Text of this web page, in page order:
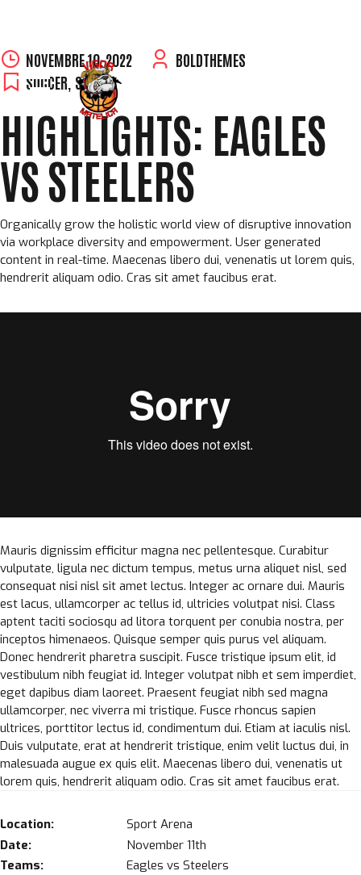
Skip
to
content
NOVEMBRE 10, 2022
BOLDTHEMES
SOCCER SPORT
HIGHLIGHTS: EAGLES
VS STEELERS
Organically grow the holistic world view of disruptive innovation
via workplace diversity and empowerment. User generated
content in real-time. Maecenas libero dui, venenatis ut lorem quis,
hendrerit aliquam odio. Cras sit amet faucibus erat.
Location:
Sport Arena
Date:
November 11th
Teams:
Eagles vs Steelers
Mauris dignissim efficitur magna nec pellentesque. Curabitur
vulputate, ligula nec dictum tempus, metus urna aliquet nisl, sed
consequat nisi nisl sit amet lectus. Integer ac ornare dui. Mauris
est lacus, ullamcorper ac tellus id, ultricies volutpat nisi. Class
aptent taciti sociosqu ad litora torquent per conubia nostra, per
inceptos himenaeos. Quisque semper quis purus vel aliquam.
Donec hendrerit pharetra suscipit. Fusce tristique ipsum elit, id
vestibulum nibh feugiat id. Integer volutpat nibh et sem imperdiet,
eget dapibus diam laoreet. Praesent feugiat nibh sed magna
ullamcorper, nec viverra mi tristique. Fusce rhoncus sapien
ultrices, porttitor lectus id, condimentum dui. Etiam at iaculis nisl.
Duis vulputate, erat at hendrerit tristique, enim velit luctus dui, in
malesuada augue ex quis elit. Maecenas libero dui, venenatis ut
lorem quis, hendrerit aliquam odio. Cras sit amet faucibus erat.